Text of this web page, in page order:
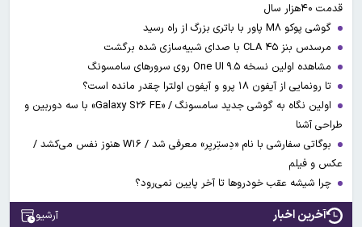
قدمت ۴۰هزار سال
گوشی پوکو M۸ پاور با باتری بزرگ از راه رسید
مرسدس بنز CLA ۴۵ با صدای شبیه‌سازی شده برگشت
مشاهده اولین نسخه One UI ۹.۵ روی سرورهای سامسونگ
تا رونمایی از آیفون ۱۸ پرو و آیفون اولترا چقدر مانده است؟
اولین نگاه به گوشی جدید سامسونگ / «Galaxy S۲۶ FE» با سه دوربین و
طراحی آشنا
بوگاتی سفارشی با نام «دِستِریِر» معرفی شد / W۱۶ هنوز نفس می‌کشد /
عکس و فیلم
چرا شیشه عقب خودروها تا آخر پایین نمی‌رود؟
آخرین اخبار آرشیو